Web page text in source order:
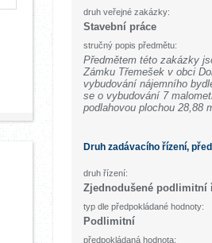
druh veřejné zakázky:
Stavební práce
stručný popis předmětu:
Předmětem této zakázky
Zámku Třemešek v obci
vybudování nájemního
se o vybudování 7
podlahovou plochou 28,88
Druh zadávacího řízení,
druh řízení:
Zjednodušené podlimitní
typ dle předpokládané hodnoty:
Podlimitní
předpokládaná hodnota: